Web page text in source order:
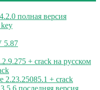
полная версия
5.87
+ crack на русском
2.23.25085.1 + crack
последняя версия